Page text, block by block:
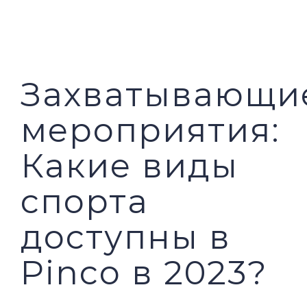
мероприятия:
Какие виды
спорта
доступны в
Pinco в 2023?